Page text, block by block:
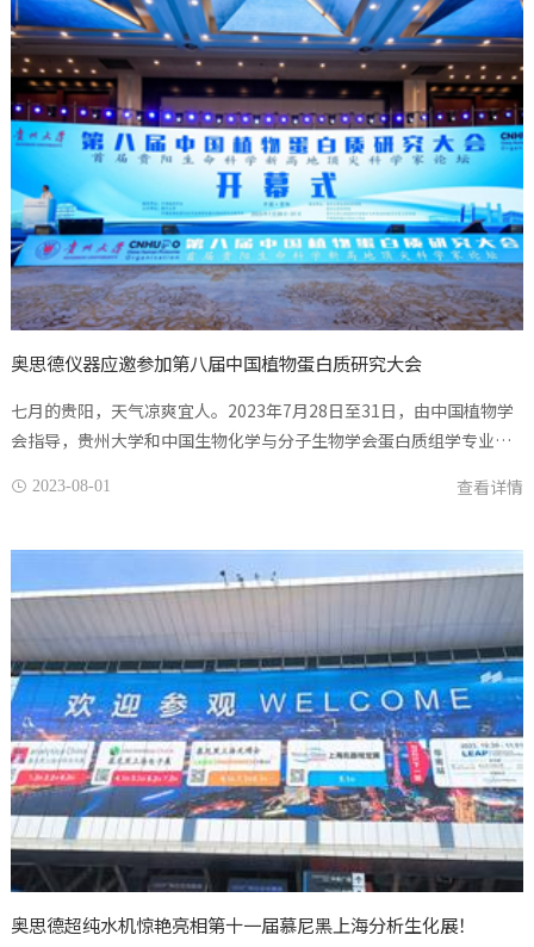
奥思德仪器应邀参加第八届中国植物蛋白质研究大会
七月的贵阳，天气凉爽宜人。2023年7月28日至31日，由中国植物学
会指导，贵州大学和中国生物化学与分子生物学会蛋白质组学专业委
物蛋白质研究大会暨首...
 2023-08-01 查看详情
奥思德超纯水机惊艳亮相第十一届慕尼黑上海分析生化展！